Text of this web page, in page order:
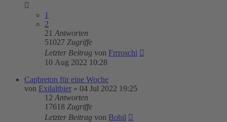
1
2
21 Antworten
51027 Zugriffe
Letzter Beitrag von Frrroschi
10 Aug 2022 10:28
Capbreton für eine Woche
von Exilaltbier » 04 Jul 2022 19:25
12 Antworten
17618 Zugriffe
Letzter Beitrag von Bobil